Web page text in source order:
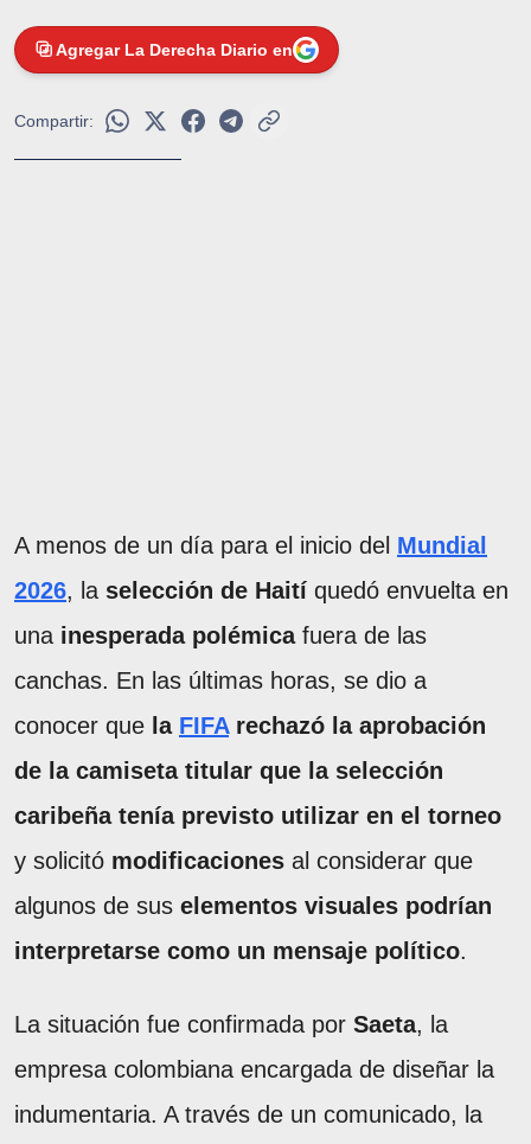
Agregar La Derecha Diario en
Compartir:
A menos de un día para el inicio del Mundial
2026, la selección de Haití quedó envuelta en
una inesperada polémicafuera de las
canchas. En las últimas horas, se dio a
conocer que la FIFArechazó la aprobación
de la camiseta titular que la selección
caribeña tenía previsto utilizar en el torneo
y solicitó modificaciones al considerar que
algunos de sus elementos visuales podrían
interpretarse como un mensaje político.
La situación fue confirmada por Saeta, la
empresa colombiana encargada de diseñar la
indumentaria. A través de un comunicado, la